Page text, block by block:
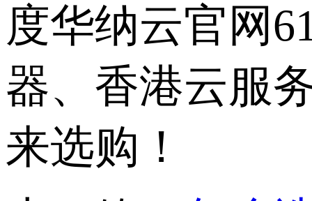
度华纳云官网
器、香港云服
来选购！